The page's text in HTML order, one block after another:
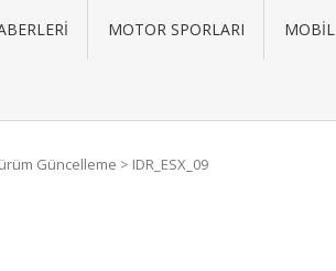
MOTOR SPORLARI MOBIL
Güncelleme > IDR_ESX_09